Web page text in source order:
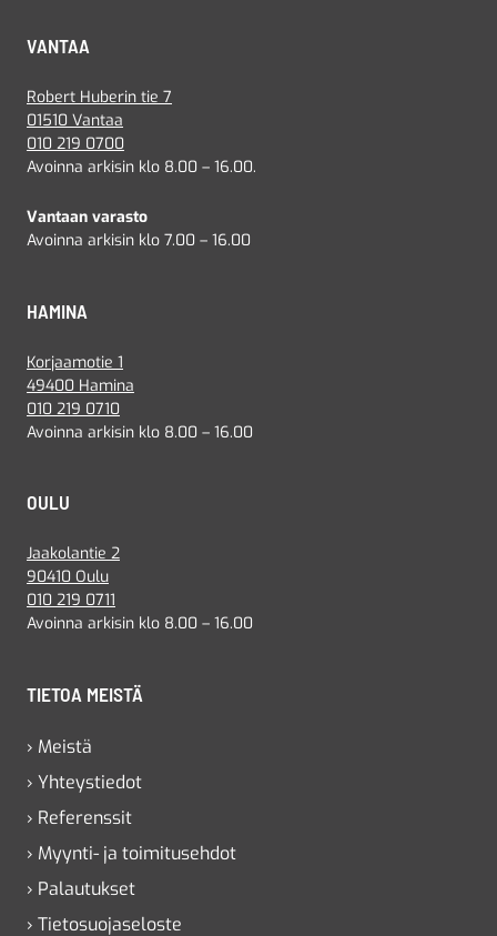
VANTAA
Robert Huberin tie 7
01510 Vantaa
010 219 0700
Avoinna arkisin klo 8.00 – 16.00.
Vantaan varasto
Avoinna arkisin klo 7.00 – 16.00
HAMINA
Korjaamotie 1
49400 Hamina
010 219 0710
Avoinna arkisin klo 8.00 – 16.00
OULU
Jaakolantie 2
90410 Oulu
010 219 0711
Avoinna arkisin klo 8.00 – 16.00
TIETOA MEISTÄ
› Meistä
› Yhteystiedot
› Referenssit
› Myynti- ja toimitusehdot
› Palautukset
› Tietosuojaseloste